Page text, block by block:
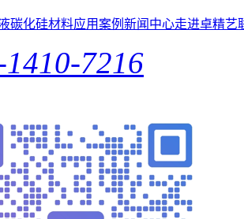
碳化硅材料应用案例 新闻中心走进卓精艺
1410-7216